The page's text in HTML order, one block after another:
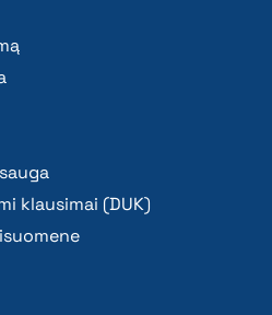
klausimai (DUK)